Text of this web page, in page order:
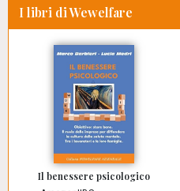
I libri di Wewelfare
Il benessere psicologico